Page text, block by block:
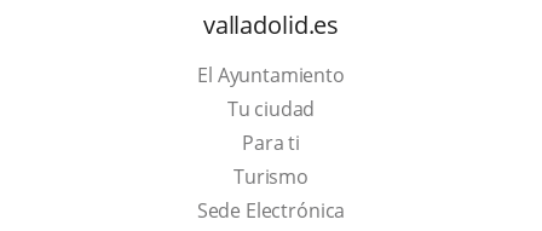
valladolid.es
El Ayuntamiento
Tu ciudad
Para ti
TurismoThis
link
Sede Electrónica